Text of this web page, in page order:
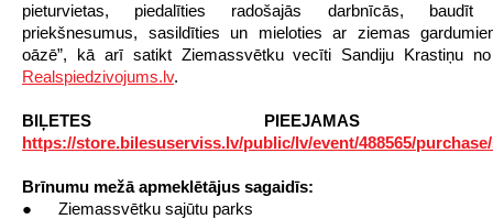
pieturvietas, piedalīties radošajās darbnīcās, baudīt
priekšnesumus, sasildīties un mieloties ar ziemas
oāzē”, kā arī satikt Ziemassvētku vecīti Sandiju Krastiņu
Realspiedzivojums.lv.
BIĻETES PIEEJAMAS
https://store.bilesuserviss.lv/public/lv/event/488565/
Brīnumu mežā apmeklētājus sagaidīs:
● Ziemassvētku sajūtu parks